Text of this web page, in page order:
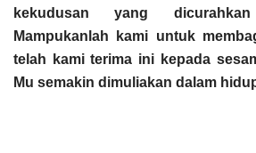
kekudusan yang
Mampukanlah kami untuk
telah kami terima ini kepada
Mu semakin dimuliakan dalam